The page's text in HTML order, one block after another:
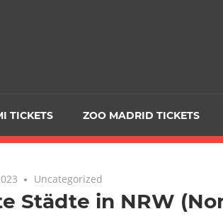
TICKETS ZOO MADRID TICKETS
Uncategorized
Städte in NRW